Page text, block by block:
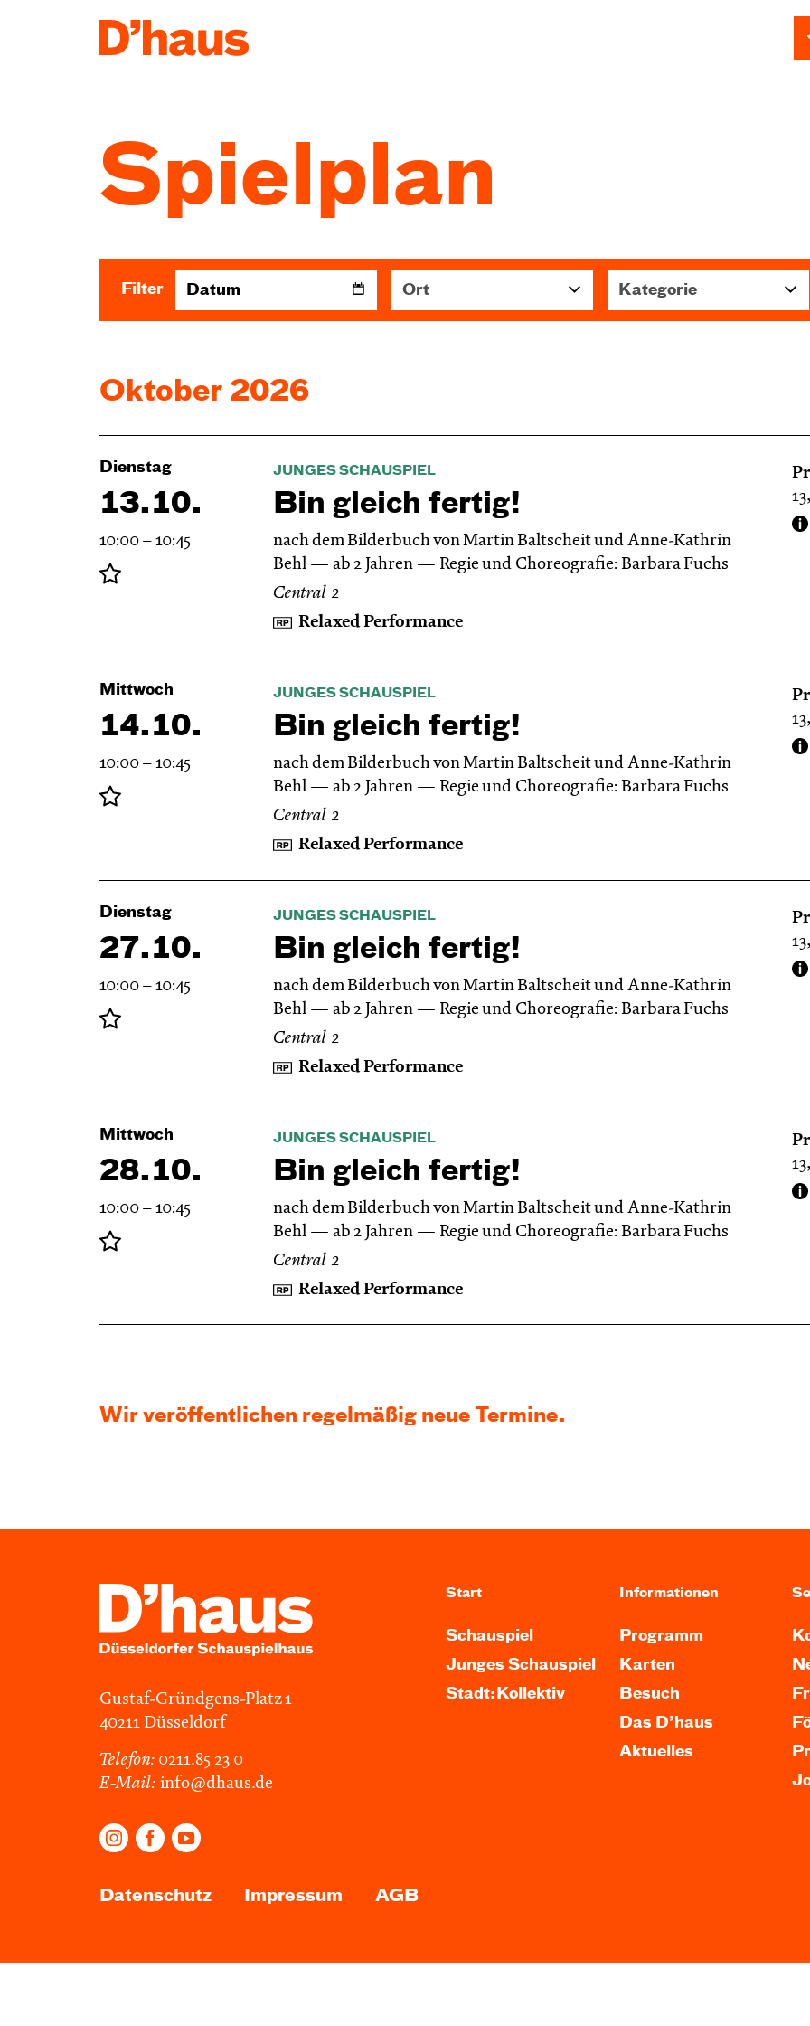
Spielplan
Filter Datum Ort Kategorie
Oktober 2026
Dienstag
13.10.
10:00 – 10:45
JUNGES SCHAUSPIEL
Bin gleich fertig!
nach dem Bilderbuch von Martin Baltscheit und Anne-Kathrin
Behl
ab 2 Jahren
Regie und Choreografie: Barbara Fuchs
Central 2
Relaxed Performance
Mittwoch
14.10.
10:00 – 10:45
JUNGES SCHAUSPIEL
Bin gleich fertig!
nach dem Bilderbuch von Martin Baltscheit und Anne-Kathrin
Behl
ab 2 Jahren
Regie und Choreografie: Barbara Fuchs
Central 2
Relaxed Performance
Dienstag
27.10.
10:00 – 10:45
JUNGES SCHAUSPIEL
Bin gleich fertig!
nach dem Bilderbuch von Martin Baltscheit und Anne-Kathrin
Behl
ab 2 Jahren
Regie und Choreografie: Barbara Fuchs
Central 2
Relaxed Performance
Mittwoch
28.10.
10:00 – 10:45
JUNGES SCHAUSPIEL
Bin gleich fertig!
nach dem Bilderbuch von Martin Baltscheit und Anne-Kathrin
Behl
ab 2 Jahren
Regie und Choreografie: Barbara Fuchs
Central 2
Relaxed Performance
Wir veröffentlichen regelmäßig neue Termine.
Gustaf-Gründgens-Platz 1
40211 Düsseldorf
Telefon: 0211.85 23 0
E-Mail: info@dhaus.de
Start
Schauspiel
Junges Schauspiel
Stadt:Kollektiv
Informationen
Programm
Karten
Besuch
Das D’haus
Aktuelles
Datenschutz Impressum AGB